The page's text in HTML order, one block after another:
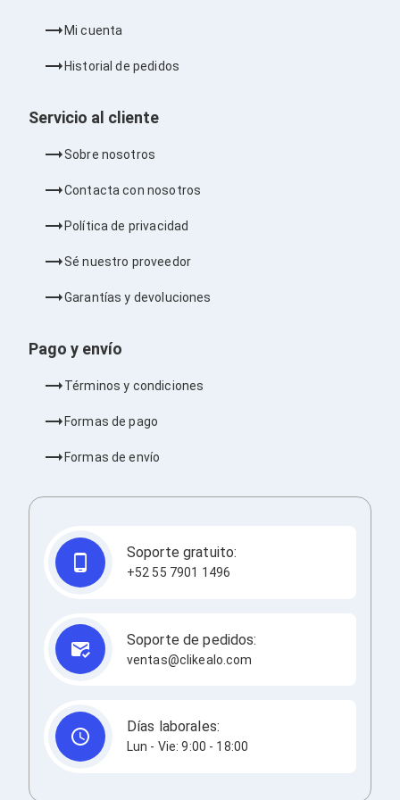
Accesorios para Cables
Conectores
Herramientas para Cables
Pinzas Ponchadoras
Probadores de Cable
Cortadoras de Cable
Protectores para Cables
Cables para Impresoras
Cableado Estructurado
Sujetadores de Cables
Cinchos
Adaptadores
Adaptadores PC
Adaptadores PC Serial
Adaptadores PC SATA
Adaptadores PC IDE
Adaptadores PC Teclado
Bluetooth
Adaptadores Video
Adaptadores Video DisplayPort
Divisores de Video
Extensores y Receptores de Vídeo
Adaptadores Video VGA / HD15
Repetidores USB
Adaptadores Audio
Adaptadores Audio AUX
Dispositivos de Entrada
Mousepads
Controles de Juego para PC
Servidores
Accesorios para Servidores
Charolas para Racks y Gabinetes
Mi cuenta
Historial de pedidos
Servicio al cliente
Sobre nosotros
Contacta con nosotros
Política de privacidad
Sé nuestro proveedor
Garantías y devoluciones
Pago y envío
Términos y condiciones
Formas de pago
Formas de envío
Soporte gratuito:
+52 55 7901 1496
Soporte de pedidos:
ventas@clikealo.com
Días laborales:
Lun - Vie: 9:00 - 18:00